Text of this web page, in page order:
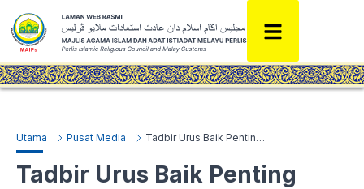
Utama Pusat Media Tadbir Urus Baik Penting Bagi Organisasi – Raja Muda Perlis
Tadbir Urus Baik Penting